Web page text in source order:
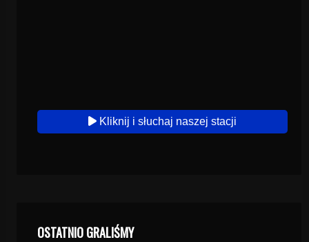
Kliknij i słuchaj naszej stacji
OSTATNIO GRALIŚMY